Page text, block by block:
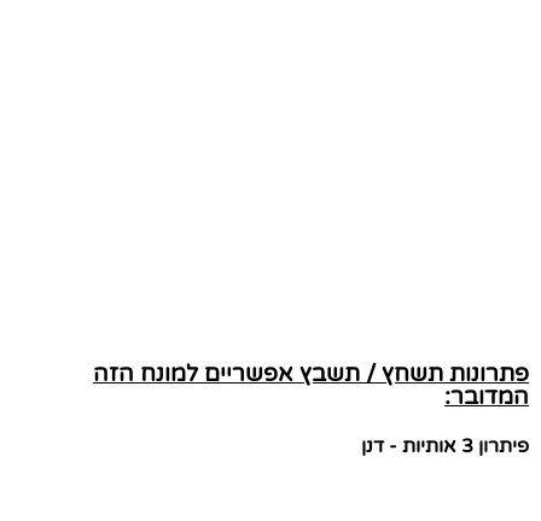
פתרונות תשחץ / תשבץ אפשריים למונח הזה
המדובר:
פיתרון 3 אותיות - דנן